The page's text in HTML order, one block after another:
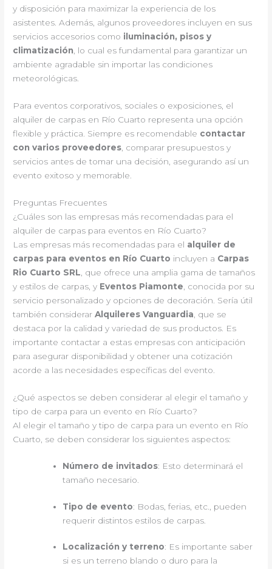
y disposición para maximizar la experiencia de los
asistentes. Además, algunos proveedores incluyen en sus
servicios accesorios como iluminación, pisos y
climatización , lo cual es fundamental para garantizar un
ambiente agradable sin importar las condiciones
meteorológicas.
Para eventos corporativos, sociales o exposiciones, el
alquiler de carpas en Río Cuarto representa una opción
flexible y práctica. Siempre es recomendable contactar
con varios proveedores , comparar presupuestos y
servicios antes de tomar una decisión, asegurando así un
evento exitoso y memorable.
Preguntas Frecuentes
¿Cuáles son las empresas más recomendadas para el
alquiler de carpas para eventos en Río Cuarto?
Las empresas más recomendadas para el alquiler de
carpas para eventos en Río Cuarto incluyen a Carpas
Rio Cuarto SRL , que ofrece una amplia gama de tamaños
y estilos de carpas, y Eventos Piamonte , conocida por su
servicio personalizado y opciones de decoración. Sería útil
también considerarAlquileres Vanguardia , que se
destaca por la calidad y variedad de sus productos. Es
importante contactar a estas empresas con anticipación
para asegurar disponibilidad y obtener una cotización
acorde a las necesidades específicas del evento.
¿Qué aspectos se deben considerar al elegir el tamaño y
tipo de carpa para un evento en Río Cuarto?
Al elegir el tamaño y tipo de carpa para un evento en Río
Cuarto, se deben considerar los siguientes aspectos:
Número de invitados: Esto determinará el
tamaño necesario.
Tipo de evento: Bodas, ferias, etc., pueden
requerir distintos estilos de carpas.
Localización y terreno: Es importante saber
si es un terreno blando o duro para la